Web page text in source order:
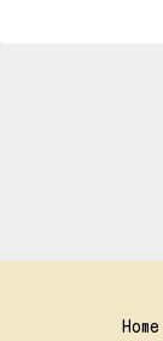
Home